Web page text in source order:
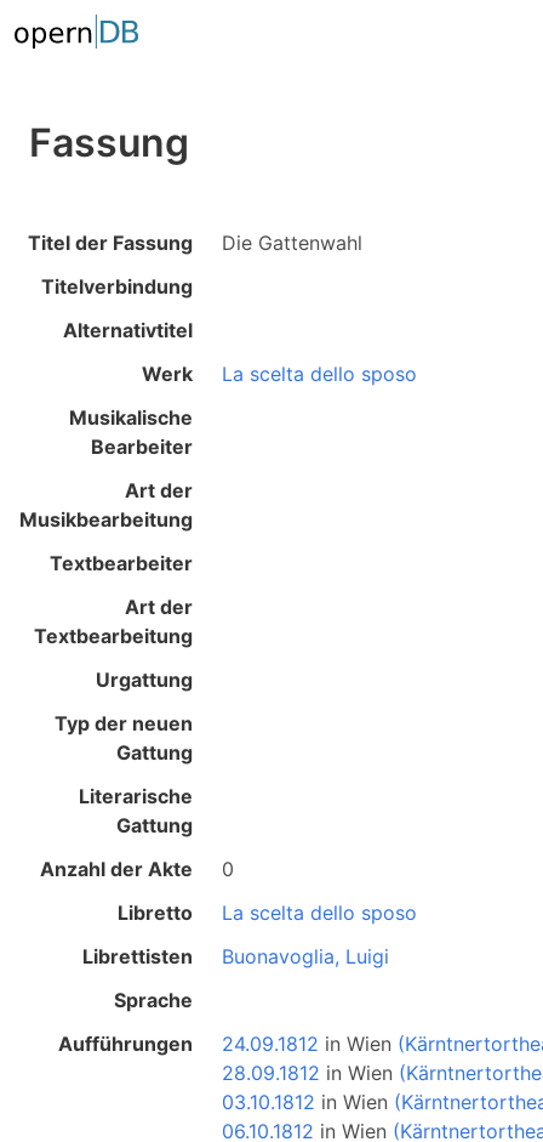
Fassung
Titel der Fassung
Die Gattenwahl
Titelverbindung
Alternativtitel
Werk
La scelta dello sposo
Musikalische
Bearbeiter
Art der
Musikbearbeitung
Textbearbeiter
Art der
Textbearbeitung
Urgattung
Typ der neuen
Gattung
Literarische
Gattung
Anzahl der Akte
0
Libretto
La scelta dello sposo
Librettisten
Buonavoglia, Luigi
Sprache
Aufführungen
24.09.1812 inWien
28.09.1812 inWien
03.10.1812 inWien
06.10.1812 inWien